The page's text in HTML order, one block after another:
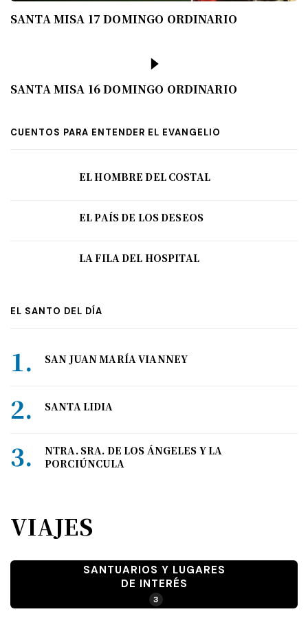
SANTA MISA 17 DOMINGO ORDINARIO
SANTA MISA 16 DOMINGO ORDINARIO
CUENTOS PARA ENTENDER EL EVANGELIO
EL HOMBRE DEL COSTAL
EL PAÍS DE LOS DESEOS
LA FILA DEL HOSPITAL
EL SANTO DEL DÍA
SAN JUAN MARÍA VIANNEY
SANTA LIDIA
NTRA. SRA. DE LOS ÁNGELES Y LA
PORCIÚNCULA
VIAJES
SANTUARIOS Y LUGARES
DE INTERÉS
3